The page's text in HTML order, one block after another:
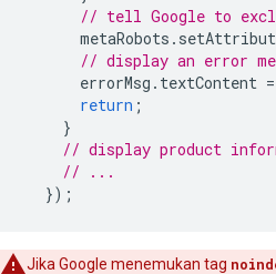
// tell Google to
metaRobots .
// display an error
errorMsg . textContent =
return ;
}
// display product
// ...
});
Jika Google menemukan tag